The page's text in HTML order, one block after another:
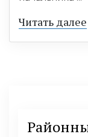
Читать далее